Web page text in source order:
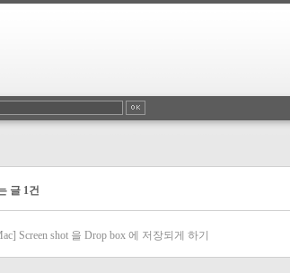
글 1건
Screen shot 을 Drop box 에 저장되게 하기